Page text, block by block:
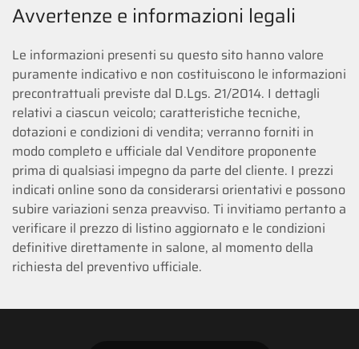
Avvertenze e informazioni legali
Le informazioni presenti su questo sito hanno valore
puramente indicativo e non costituiscono le informazioni
precontrattuali previste dal D.Lgs. 21/2014. I dettagli
relativi a ciascun veicolo; caratteristiche tecniche,
dotazioni e condizioni di vendita; verranno forniti in
modo completo e ufficiale dal Venditore proponente
prima di qualsiasi impegno da parte del cliente. I prezzi
indicati online sono da considerarsi orientativi e possono
subire variazioni senza preavviso. Ti invitiamo pertanto a
verificare il prezzo di listino aggiornato e le condizioni
definitive direttamente in salone, al momento della
richiesta del preventivo ufficiale.